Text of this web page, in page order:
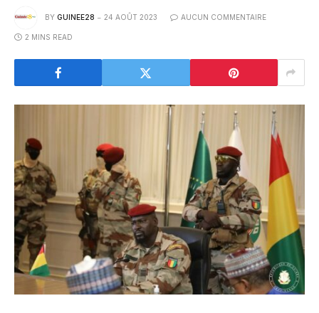
BY GUINEE28 24 AOÛT 2023 AUCUN COMMENTAIRE
2 MINS READ